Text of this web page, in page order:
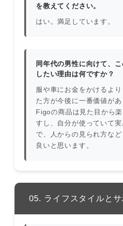
を教えてください。
はい。満足しています。
同年代の男性に向けて、
したい理由は何ですか？
服や車にお金をかけるよ
た方が今後に一番価値があ
Figoの商品は見た目から
すし、自分が使っていて
で、人からの見られ方な
良いと思います。
05. ライフスタイルとサ